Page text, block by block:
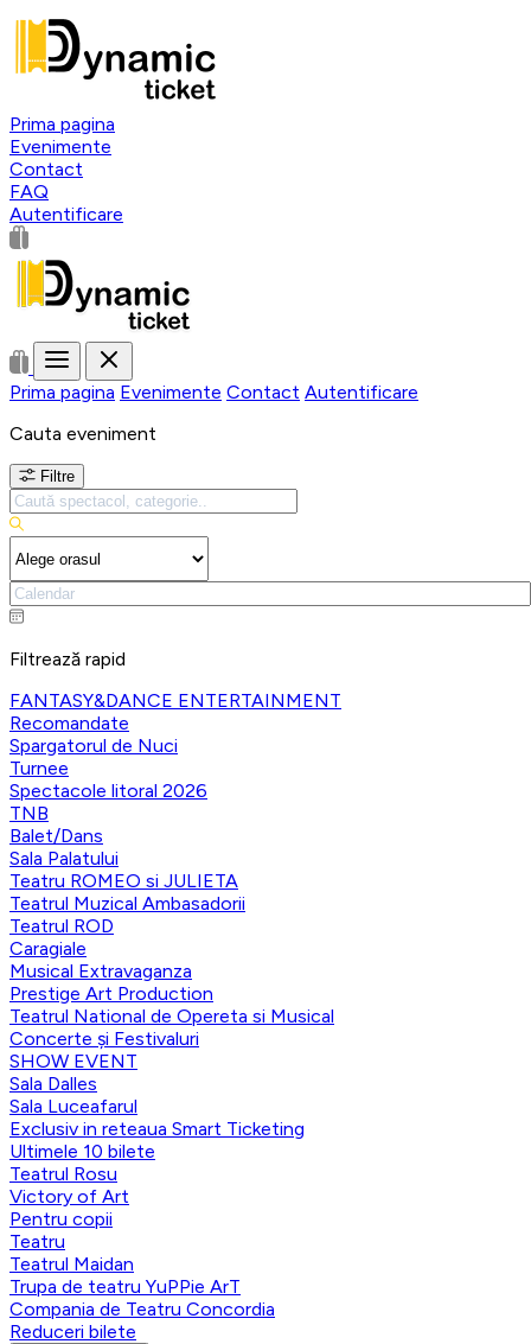
Prima pagina
Evenimente
Contact
FAQ
Autentificare
Prima pagina Evenimente Contact Autentificare
Cauta eveniment
Filtre
Filtrează rapid
FANTASY&DANCE ENTERTAINMENT
Recomandate
Spargatorul de Nuci
Turnee
Spectacole litoral 2026
TNB
Balet/Dans
Sala Palatului
Teatru ROMEO si JULIETA
Teatrul Muzical Ambasadorii
Teatrul ROD
Caragiale
Musical Extravaganza
Prestige Art Production
Teatrul National de Opereta si Musical
Concerte și Festivaluri
SHOW EVENT
Sala Dalles
Sala Luceafarul
Exclusiv in reteaua Smart Ticketing
Ultimele 10 bilete
Teatrul Rosu
Victory of Art
Pentru copii
Teatru
Teatrul Maidan
Trupa de teatru YuPPie ArT
Compania de Teatru Concordia
Reduceri bilete